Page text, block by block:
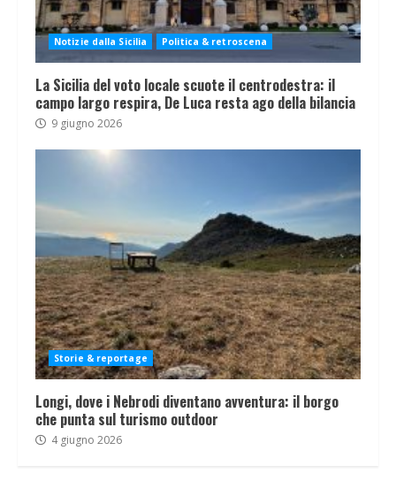
Notizie dalla Sicilia Politica & retroscena
La Sicilia del voto locale scuote il centrodestra: il
campo largo respira, De Luca resta ago della bilancia
9 giugno 2026
Storie & reportage
Longi, dove i Nebrodi diventano avventura: il borgo
che punta sul turismo outdoor
4 giugno 2026